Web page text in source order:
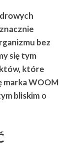
bez
się tym
które
marka WOOM
bliskim o